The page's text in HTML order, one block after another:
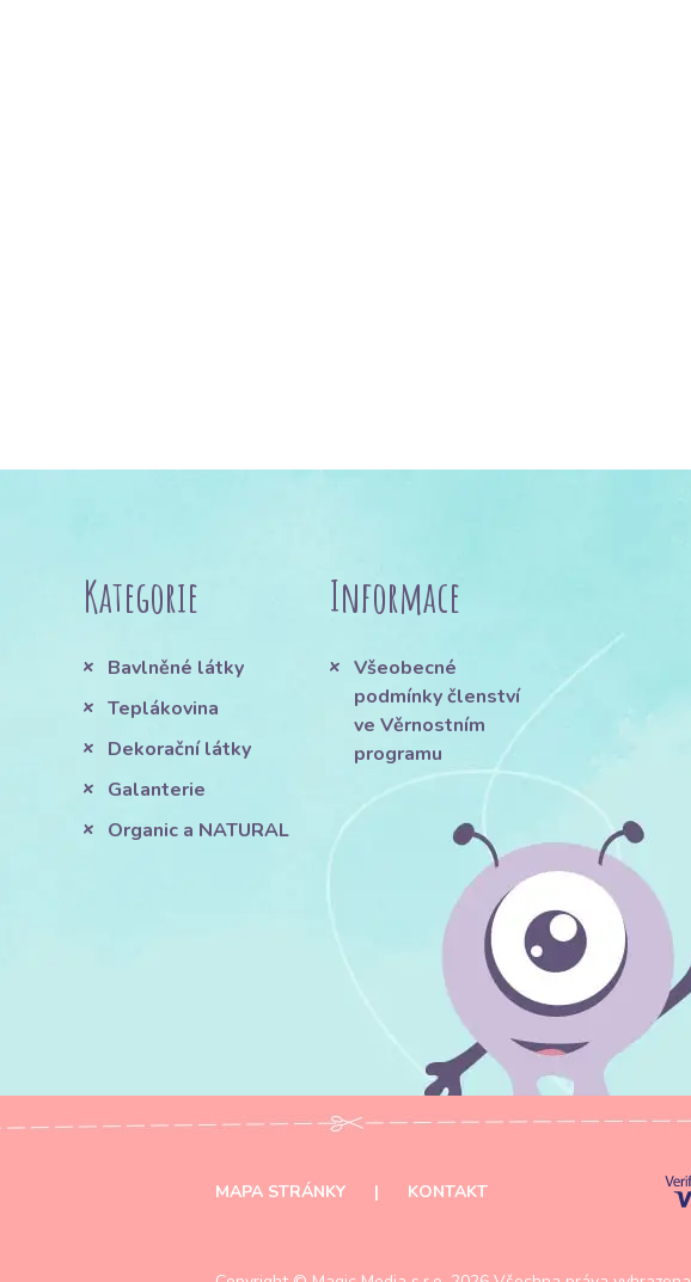
Kategorie
Bavlněné látky
Teplákovina
Dekorační látky
Galanterie
Organic a NATURAL
Informace
Všeobecné
podmínky členství
ve Věrnostním
programu
MAPA STRÁNKY | KONTAKT